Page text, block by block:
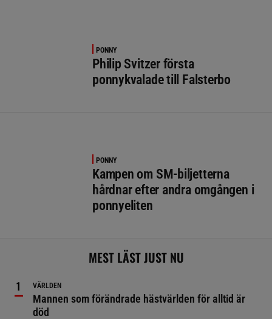
PONNY
Philip Svitzer första
ponnykvalade till Falsterbo
PONNY
Kampen om SM-biljetterna
hårdnar efter andra omgången i
ponnyeliten
MEST LÄST JUST NU
VÄRLDEN
Mannen som förändrade hästvärlden för alltid är
död